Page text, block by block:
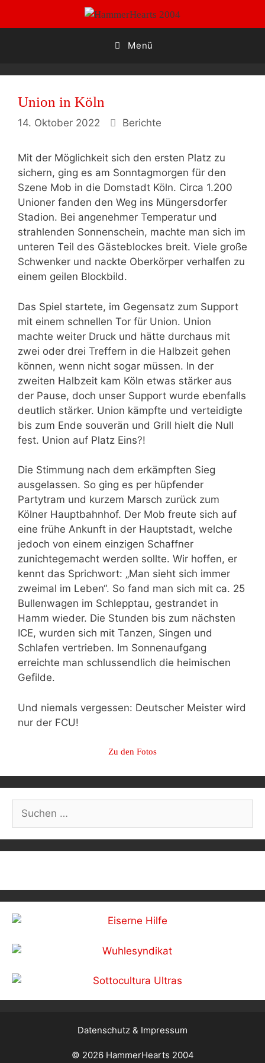
Menü
Union in Köln
14. Oktober 2022 Kategorien
Berichte
Mit der Möglichkeit sich den ersten Platz zu
sichern, ging es am Sonntagmorgen für den
Szene Mob in die Domstadt Köln. Circa 1.200
Unioner fanden den Weg ins Müngersdorfer
Stadion. Bei angenehmer Temperatur und
strahlenden Sonnenschein, machte man sich im
unteren Teil des Gästeblockes breit. Viele große
Schwenker und nackte Oberkörper verhalfen zu
einem geilen Blockbild.
Das Spiel startete, im Gegensatz zum Support
mit einem schnellen Tor für Union. Union
machte weiter Druck und hätte durchaus mit
zwei oder drei Treffern in die Halbzeit gehen
können, wenn nicht sogar müssen. In der
zweiten Halbzeit kam Köln etwas stärker aus
der Pause, doch unser Support wurde ebenfalls
deutlich stärker. Union kämpfte und verteidigte
bis zum Ende souverän und Grill hielt die Null
fest. Union auf Platz Eins?!
Die Stimmung nach dem erkämpften Sieg
ausgelassen. So ging es per hüpfender
Partytram und kurzem Marsch zurück zum
Kölner Hauptbahnhof. Der Mob freute sich auf
eine frühe Ankunft in der Hauptstadt, welche
jedoch von einem einzigen Schaffner
zunichtegemacht werden sollte. Wir hoffen, er
kennt das Sprichwort: „Man sieht sich immer
zweimal im Leben“. So fand man sich mit ca. 25
Bullenwagen im Schlepptau, gestrandet in
Hamm wieder. Die Stunden bis zum nächsten
ICE, wurden sich mit Tanzen, Singen und
Schlafen vertrieben. Im Sonnenaufgang
erreichte man schlussendlich die heimischen
Gefilde.
Und niemals vergessen: Deutscher Meister wird
nur der FCU!
Zu den Fotos
navigation
Suchen
nach:
Datenschutz & Impressum
© 2026 HammerHearts 2004